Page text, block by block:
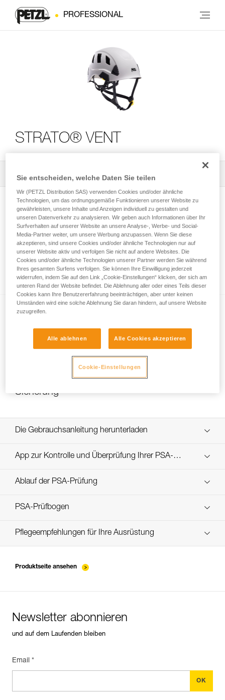
PROFESSIONAL
STRATO® VENT
Alle technischen Anwendungen 2
Wie stelle ich die Haltekraft des DUAL-
Kinnbands richtig ein?
Auswechseln der DUAL-Kinnband-
Sicherung
Die Gebrauchsanleitung herunterladen
Technical Notice
App zur Kontrolle und Überprüfung Ihrer PSA-
Bestände Entdecken Sie ePPEcentre
Ablauf der PSA-Prüfung
verif-EPI-casques-PRO-procedure-DE
PSA-Prüfbogen
verif-EPI-casque-PRO-suivi-DE
Pflegeempfehlungen für Ihre Ausrüstung
Produktseite ansehen
Newsletter abonnieren
und auf dem Laufenden bleiben
Email *
Sie entscheiden, welche Daten Sie teilen
Wir (PETZL Distribution SAS) verwenden Cookies und/oder ähnliche
Technologien, um das ordnungsgemäße Funktionieren unserer Website zu
gewährleisten, unsere Inhalte und Anzeigen individuell zu gestalten und
unseren Datenverkehr zu analysieren. Wir geben auch Informationen über Ihr
Surfverhalten auf unserer Website an unsere Analyse-, Werbe- und Social-
Media-Partner weiter, um unsere Werbung anzupassen. Wenn Sie diese
akzeptieren, sind unsere Cookies und/oder ähnliche Technologien nur auf
unserer Website aktiv und verfolgen Sie nicht auf andere Websites. Die
Cookies und/oder ähnliche Technologien unserer Partner werden Sie während
Ihres gesamten Surfens verfolgen. Sie können Ihre Einwilligung jederzeit
widerrufen, indem Sie auf den Link „Cookie-Einstellungen“ klicken, der sich am
unteren Rand der Website befindet. Die Ablehnung aller oder eines Teils dieser
Cookies kann Ihre Benutzererfahrung beeinträchtigen, aber unter keinen
Umständen wird eine solche Ablehnung Sie daran hindern, auf unsere Website
zuzugreifen.
Alle ablehnen Alle Cookies akzeptieren
Cookie-Einstellungen